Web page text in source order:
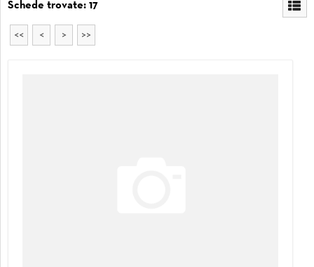
Schede trovate: 17
<< < > >>